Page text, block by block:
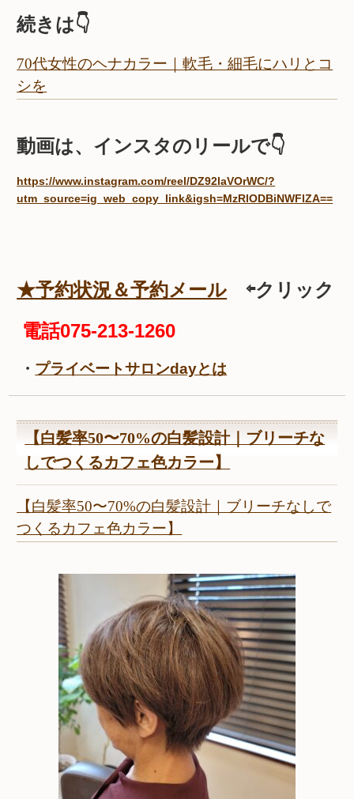
続きは👇
70代女性のヘナカラー｜軟毛・細毛にハリとコ
シを
動画は、インスタのリールで👇
https://www.instagram.com/reel/DZ92laVOrWC/?
utm_source=ig_web_copy_link&igsh=MzRlODBiNWFlZA==
★予約状況＆予約メール ⇦クリック
電話075-213-1260
・ プライベートサロンdayとは
【白髪率50〜70%の白髪設計｜ブリーチな
しでつくるカフェ色カラー】
【白髪率50〜70%の白髪設計｜ブリーチなしで
つくるカフェ色カラー】